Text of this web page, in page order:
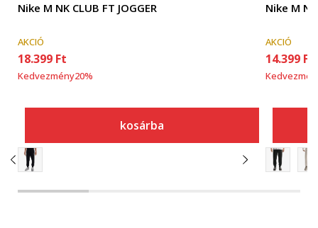
Nike M NK CLUB FT JOGGER
AKCIÓ
18.399 Ft
Kedvezmény20%
kosárba
Nike M NK
AKCIÓ
14.399 Ft